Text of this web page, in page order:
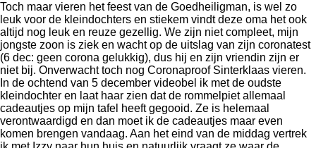
Toch maar vieren het feest van de Goedheiligman, is wel zo
leuk voor de kleindochters en stiekem vindt deze oma het ook
altijd nog leuk en reuze gezellig. We zijn niet compleet, mijn
jongste zoon is ziek en wacht op de uitslag van zijn coronatest
(6 dec: geen corona gelukkig), dus hij en zijn vriendin zijn er
niet bij. Onverwacht toch nog Coronaproof Sinterklaas vieren.
In de ochtend van 5 december videobel ik met de oudste
kleindochter en laat haar zien dat de rommelpiet allemaal
cadeautjes op mijn tafel heeft gegooid. Ze is helemaal
verontwaardigd en dan moet ik de cadeautjes maar even
komen brengen vandaag. Aan het eind van de middag vertrek